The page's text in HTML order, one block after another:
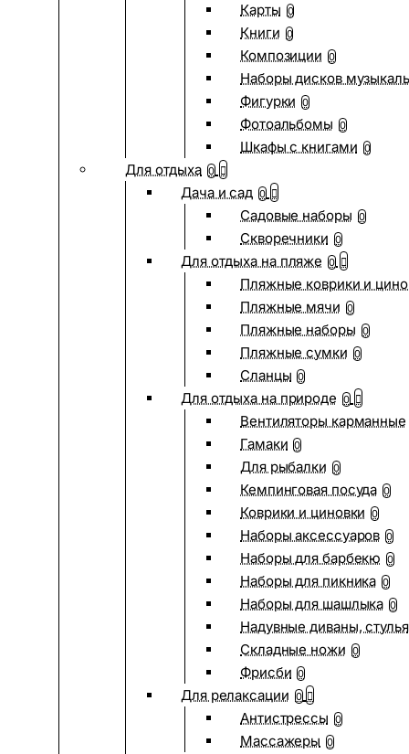
Карты 0
Книги 0
Композиции 0
Наборы дисков
Фигурки 0
Фотоальбомы 0
Шкафы с книгами 0
Для отдыха 0
Дача и сад 0
Садовые наборы 0
Скворечники 0
Для отдыха на пляже 0
Пляжные коврики и
Пляжные мячи 0
Пляжные наборы 0
Пляжные сумки 0
Сланцы 0
Для отдыха на природе 0
Вентиляторы карманные
Гамаки 0
Для рыбалки 0
Кемпинговая посуда 0
Коврики и циновки 0
Наборы аксессуаров 0
Наборы для барбекю 0
Наборы для пикника 0
Наборы для шашлыка 0
Надувные диваны, стулья
Складные ножи 0
Фрисби 0
Для релаксации 0
Антистрессы 0
Массажеры 0